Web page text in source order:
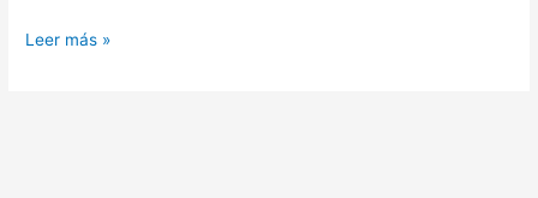
Leer más »